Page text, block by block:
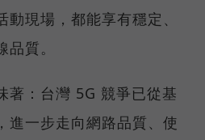
現場，都能享有穩定、
質。
著：台灣 5G 競爭已從基
進一步走向網路品質、使